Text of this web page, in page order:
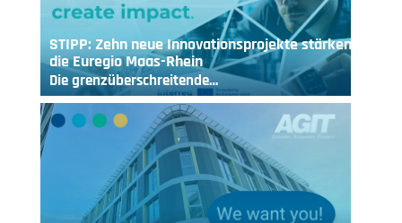
STIPP: Zehn neue Innovationsprojekte stärken
die Euregio Maas-Rhein
Die grenzüberschreitende…